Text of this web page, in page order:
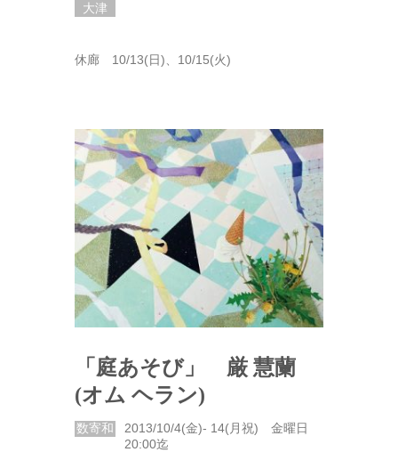
大津
休廊 10/13(日)、10/15(火)
「庭あそび」 厳 慧蘭
(オム ヘラン)
数寄和
2013/10/4(金)- 14(月祝) 金曜日
20:00迄